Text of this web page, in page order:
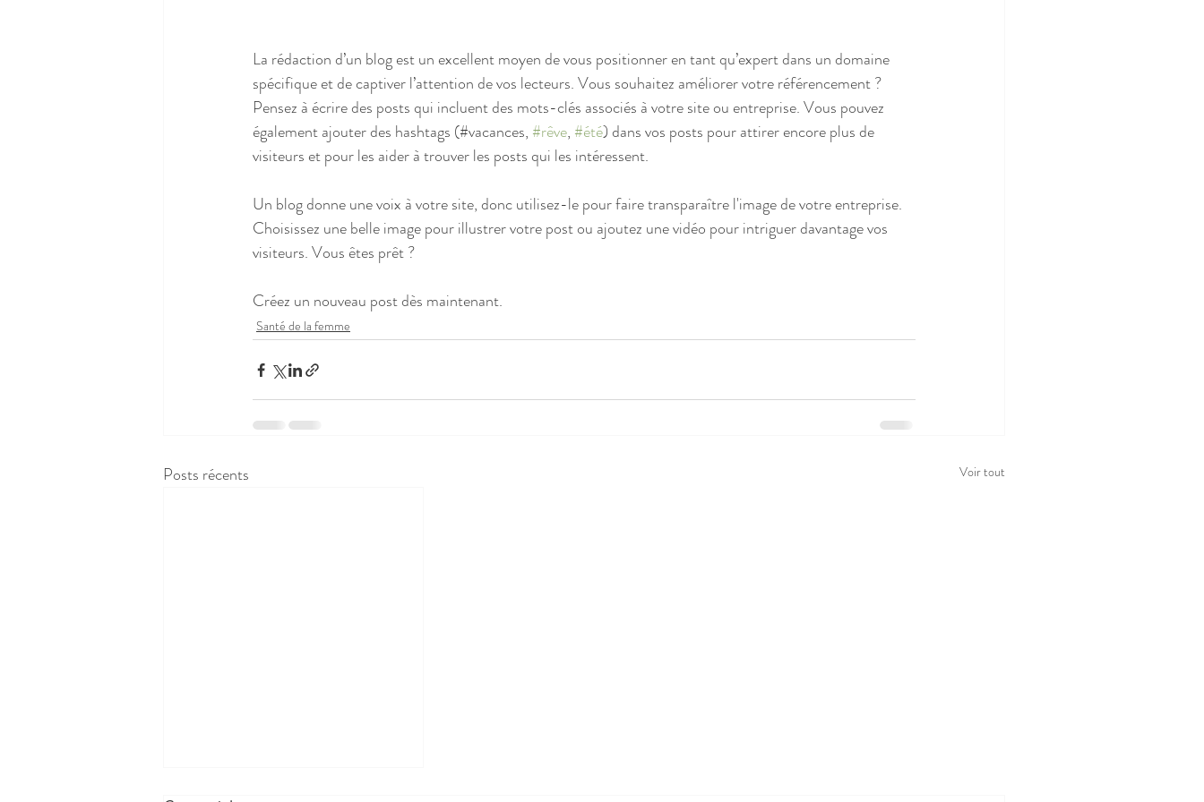
La rédaction d’un blog est un excellent moyen de vous positionner en tant qu’expert dans un domaine
spécifique et de captiver l’attention de vos lecteurs. Vous souhaitez améliorer votre référencement ?
Pensez à écrire des posts qui incluent des mots-clés associés à votre site ou entreprise. Vous pouvez
également ajouter des hashtags (#vacances, #rêve, #été) dans vos posts pour attirer encore plus de
visiteurs et pour les aider à trouver les posts qui les intéressent.
Un blog donne une voix à votre site, donc utilisez-le pour faire transparaître l'image de votre entreprise.
Choisissez une belle image pour illustrer votre post ou ajoutez une vidéo pour intriguer davantage vos
visiteurs. Vous êtes prêt ?
Créez un nouveau post dès maintenant.
Santé de la femme
Posts récents Voir tout